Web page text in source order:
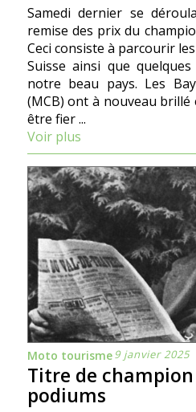
Samedi dernier se
remise des prix du
Ceci consiste à parcourir
Suisse ainsi que
notre beau pays. Les
(MCB) ont à nouveau
être fier ...
Voir plus
Moto tourisme9 janvier 2025
Titre de
podiums